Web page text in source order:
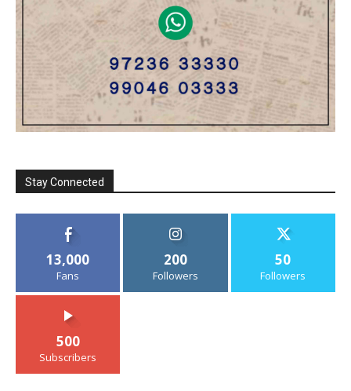
Stay Connected
13,000
Fans
200
Followers
50
Followers
500
Subscribers